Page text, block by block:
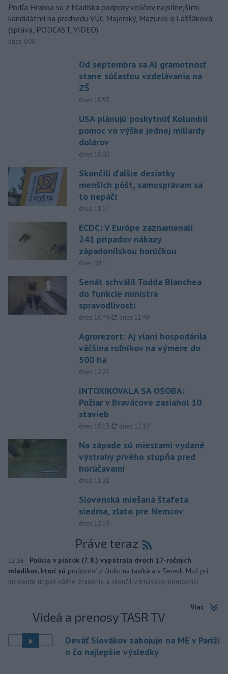
Podľa Hrabka sú z hľadiska podpory voličov najsilnejšími
kandidátmi na predsedu VÚC Majerský, Mazurek a Laššáková
(správa, PODCAST, VIDEO)
dnes 6:00
Od septembra sa AI gramotnosť
stane súčasťou vzdelávania na
ZŠ
dnes 10:53
USA plánujú poskytnúť Kolumbii
pomoc vo výške jednej miliardy
dolárov
dnes 10:02
Skončili ďalšie desiatky
menších pôšt, samosprávam sa
to nepáči
dnes 11:17
ECDC: V Európe zaznamenali
241 prípadov nákazy
západonílskou horúčkou
dnes 9:11
Senát schválil Todda Blanchea
do funkcie ministra
spravodlivosti
dnes 10:49, aktualizované
dnes 11:49
Agrorezort: Aj vlani hospodárila
väčšina roľníkov na výmere do
500 ha
dnes 12:27
INTOXIKOVALA SA OSOBA:
Požiar v Braväcove zasiahol 10
stavieb
dnes 10:13, aktualizované
dnes 12:19
Na západe sú miestami vydané
výstrahy prvého stupňa pred
horúčavami
dnes 11:21
Slovenská miešaná štafeta
siedma, zlato pre Nemcov
dnes 12:19
Práve teraz
12:36 - Polícia v piatok (7. 8.) vypátrala dvoch 17-ročných
mladíkov, ktorí sú podozriví z útoku na taxikára v Seredi. Muž pri
incidente utrpel vážne zranenia a skončil v trnavskej nemocnici.
Viac
Videá a prenosy TASR TV
Deväť Slovákov zabojuje na ME v Paríži
o čo najlepšie výsledky